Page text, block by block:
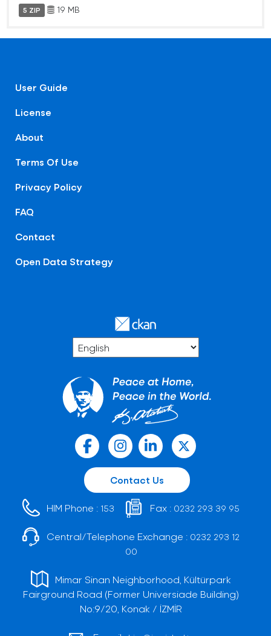
5 ZIP 19 MB
User Guide
License
About
Terms Of Use
Privacy Policy
FAQ
Contact
Open Data Strategy
Contact Us
HIM Phone : 153 Fax : 0232 293 39 95
Central/Telephone Exchange : 0232 293 12
00
Mimar Sinan Neighborhood, Kültürpark
Fairground Road (Former Universiade Building)
No:9/20, Konak / İZMİR